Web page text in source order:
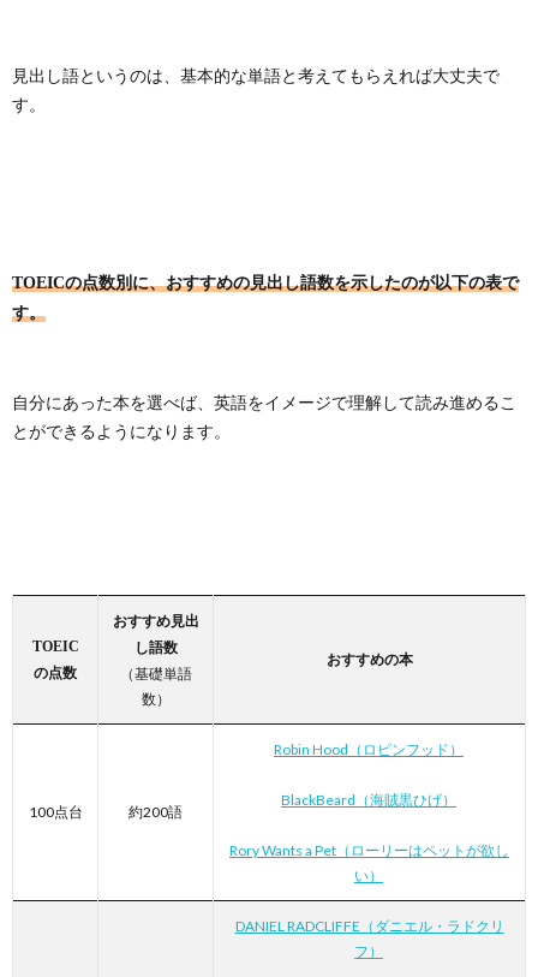
見出し語というのは、基本的な単語と考えてもらえれば大丈夫で
す。
TOEICの点数別に、おすすめの見出し語数を示したのが以下の表で
す。
自分にあった本を選べば、英語をイメージで理解して読み進めるこ
とができるようになります。
TOEIC
の点数
おすすめ見出
し語数
（基礎単語
数）
おすすめの本
100点台 約200語
Robin Hood（ロビンフッド）
BlackBeard（海賊黒ひげ）
Rory Wants a Pet（ローリーはペットが欲し
い）
DANIEL RADCLIFFE（ダニエル・ラドクリ
フ）